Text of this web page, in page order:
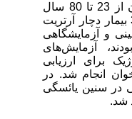
: محدوده سنی بیماران از 23 تا 80 سال
43) بود. در 3 بیمار دچار آرتریت
و آزمایشگاهی
آزمایش‌های
برای ارزیابی
انجام شد. در
در سنین یائسگی